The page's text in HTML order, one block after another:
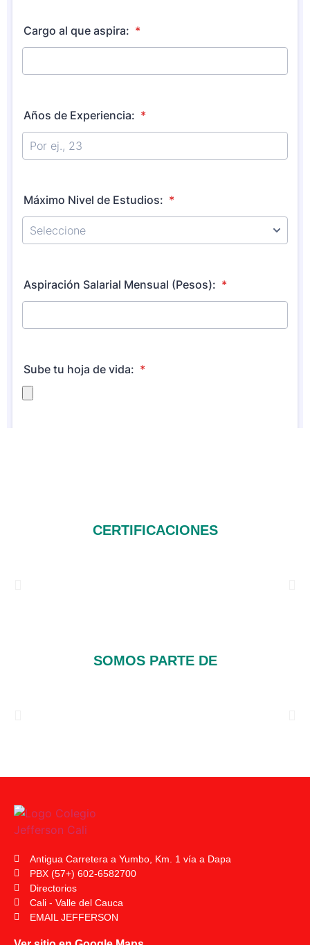
CERTIFICACIONES
SOMOS PARTE DE
Antigua Carretera a Yumbo, Km. 1 vía a Dapa
PBX (57+) 602-6582700
Directorios
Cali - Valle del Cauca
EMAIL JEFFERSON